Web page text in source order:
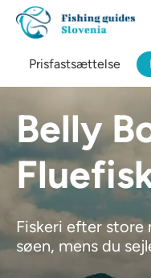
Belly
Fiskeri efter store
søen, mens du
Prisfastsættelse